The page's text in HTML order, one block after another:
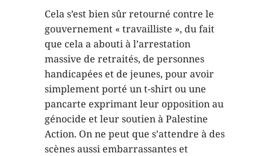
Cela s’est bien sûr retourné contre le
gouvernement « travailliste », du fait
que cela a abouti à l’arrestation
massive de retraités, de personnes
handicapées et de jeunes, pour avoir
simplement porté un t-shirt ou une
pancarte exprimant leur opposition au
génocide et leur soutien à Palestine
Action. On ne peut que s’attendre à des
scènes aussi embarrassantes et